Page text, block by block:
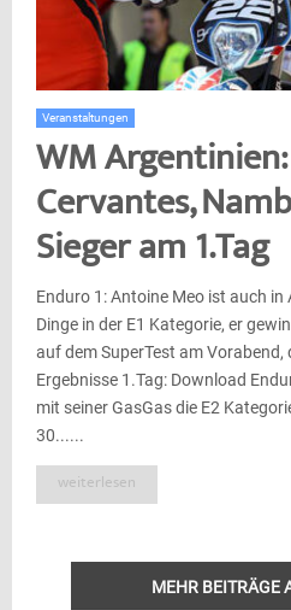
Veranstaltungen
WM
Cervantes,
Sieger am 1.Tag
Enduro 1: Antoine Meo ist auch
Dinge in der E1 Kategorie, er
auf dem SuperTest am Vorabend,
Ergebnisse 1.Tag: Download
mit seiner GasGas die E2
30......
weiterlesen
MEHR BEITRÄGE